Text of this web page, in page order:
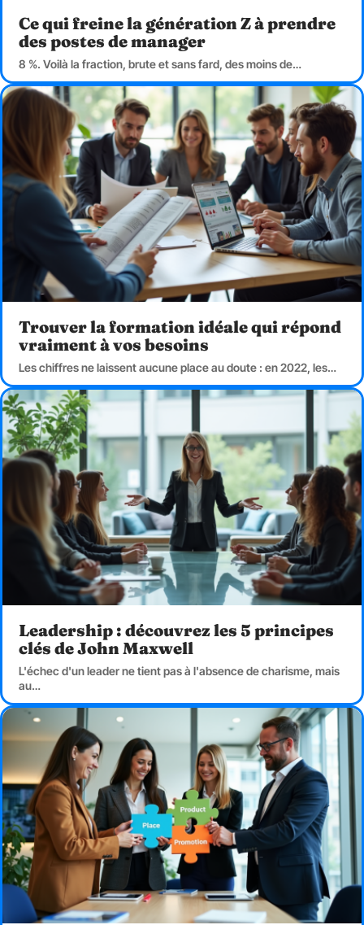
Ce qui freine la génération Z à prendre
des postes de manager
8 %. Voilà la fraction, brute et sans fard, des moins de…
Trouver la formation idéale qui répond
vraiment à vos besoins
Les chiffres ne laissent aucune place au doute : en 2022, les…
Leadership : découvrez les 5 principes
clés de John Maxwell
L'échec d'un leader ne tient pas à l'absence de charisme, mais
au…